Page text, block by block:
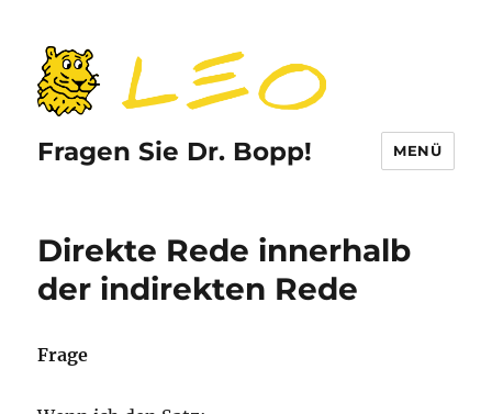
Fragen Sie Dr. Bopp! MENÜ
Direkte Rede innerhalb
der indirekten Rede
Frage